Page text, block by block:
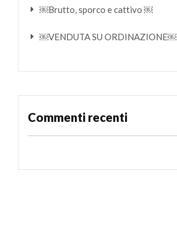
￼Brutto, sporco e cattivo ￼
￼VENDUTA SU ORDINAZIONE￼
Commenti recenti